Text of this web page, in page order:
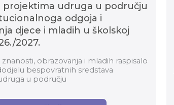
projektima udruga u području
odgoja i
djece i mladih u školskoj
2027.
obrazovanja i mladih raspisalo
bespovratnih sredstava
u području
g...